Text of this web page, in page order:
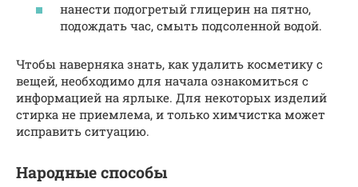
нанести подогретый глицерин на пятно,
подождать час, смыть подсоленной водой.
Чтобы наверняка знать, как удалить косметику с
вещей, необходимо для начала ознакомиться с
информацией на ярлыке. Для некоторых изделий
стирка не приемлема, и только химчистка может
исправить ситуацию.
Народные способы